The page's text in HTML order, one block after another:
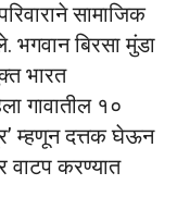
सामाजिक
भगवान बिरसा मुंडा
भारत
गावातील १०
म्हणून दत्तक घेऊन
वाटप करण्यात